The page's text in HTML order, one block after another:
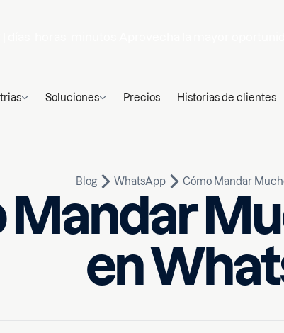
Soluciones Precios Historias de clientes
Blog WhatsApp Cómo Mandar
Mandar
en
min de lectura
Escrito por
Yagmur